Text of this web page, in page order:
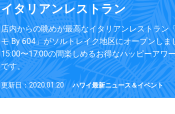
イタリアンレストラン
店内からの眺めが最高なイタリアンレストラン
モ By 604」がソルトレイク地区にオープンしま
15:00〜17:00の間楽しめるお得なハッピーアワ
です。
更新日：2020.01.20 ハワイ最新ニュース＆イベント